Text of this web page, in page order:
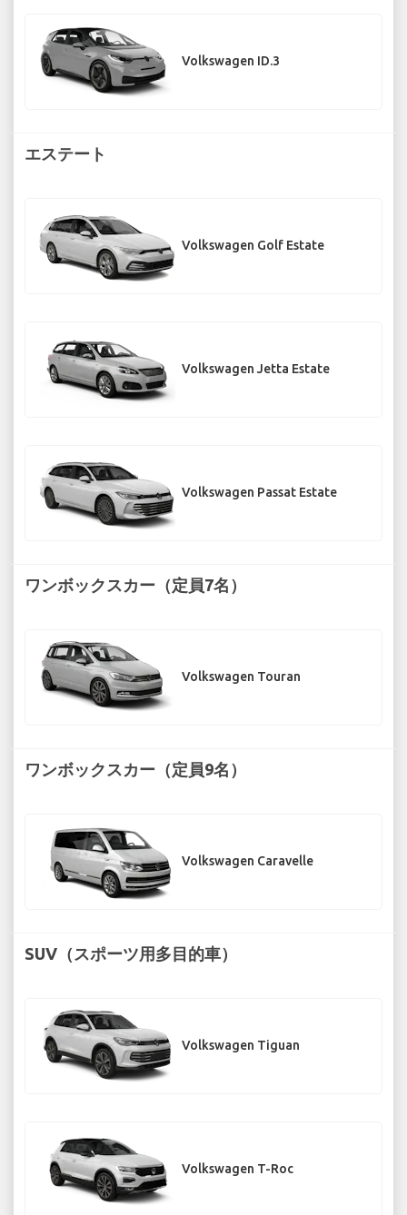
Volkswagen ID.3
エステート
Volkswagen Golf Estate
Volkswagen Jetta Estate
Volkswagen Passat Estate
ワンボックスカー（定員7名）
Volkswagen Touran
ワンボックスカー（定員9名）
Volkswagen Caravelle
SUV（スポーツ用多目的車）
Volkswagen Tiguan
Volkswagen T-Roc